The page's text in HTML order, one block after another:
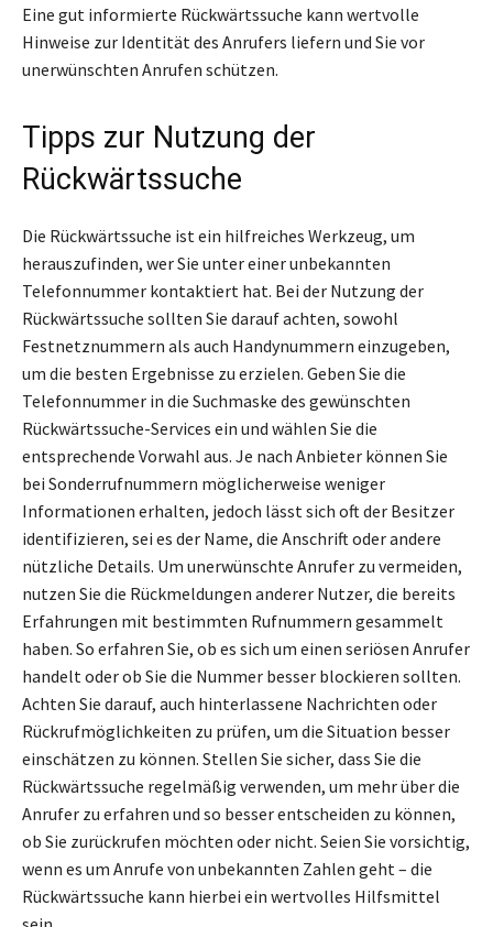
Eine gut informierte Rückwärtssuche kann wertvolle
Hinweise zur Identität des Anrufers liefern und Sie vor
unerwünschten Anrufen schützen.
Tipps zur Nutzung der
Rückwärtssuche
Die Rückwärtssuche ist ein hilfreiches Werkzeug, um
herauszufinden, wer Sie unter einer unbekannten
Telefonnummer kontaktiert hat. Bei der Nutzung der
Rückwärtssuche sollten Sie darauf achten, sowohl
Festnetznummern als auch Handynummern einzugeben,
um die besten Ergebnisse zu erzielen. Geben Sie die
Telefonnummer in die Suchmaske des gewünschten
Rückwärtssuche-Services ein und wählen Sie die
entsprechende Vorwahl aus. Je nach Anbieter können Sie
bei Sonderrufnummern möglicherweise weniger
Informationen erhalten, jedoch lässt sich oft der Besitzer
identifizieren, sei es der Name, die Anschrift oder andere
nützliche Details. Um unerwünschte Anrufer zu vermeiden,
nutzen Sie die Rückmeldungen anderer Nutzer, die bereits
Erfahrungen mit bestimmten Rufnummern gesammelt
haben. So erfahren Sie, ob es sich um einen seriösen Anrufer
handelt oder ob Sie die Nummer besser blockieren sollten.
Achten Sie darauf, auch hinterlassene Nachrichten oder
Rückrufmöglichkeiten zu prüfen, um die Situation besser
einschätzen zu können. Stellen Sie sicher, dass Sie die
Rückwärtssuche regelmäßig verwenden, um mehr über die
Anrufer zu erfahren und so besser entscheiden zu können,
ob Sie zurückrufen möchten oder nicht. Seien Sie vorsichtig,
wenn es um Anrufe von unbekannten Zahlen geht – die
Rückwärtssuche kann hierbei ein wertvolles Hilfsmittel